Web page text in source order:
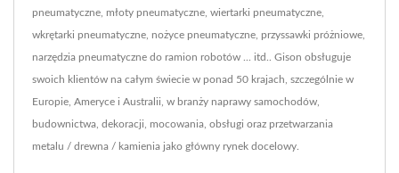
pneumatyczne, młoty pneumatyczne, wiertarki pneumatyczne,
wkrętarki pneumatyczne, nożyce pneumatyczne, przyssawki próżniowe,
narzędzia pneumatyczne do ramion robotów ... itd.. Gison obsługuje
swoich klientów na całym świecie w ponad 50 krajach, szczególnie w
Europie, Ameryce i Australii, w branży naprawy samochodów,
budownictwa, dekoracji, mocowania, obsługi oraz przetwarzania
metalu / drewna / kamienia jako główny rynek docelowy.